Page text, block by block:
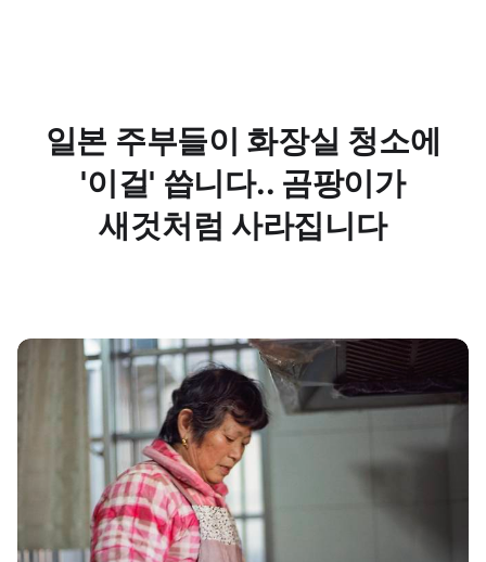
일본 주부들이 화장실 청소에
'이걸' 씁니다.. 곰팡이가
새것처럼 사라집니다